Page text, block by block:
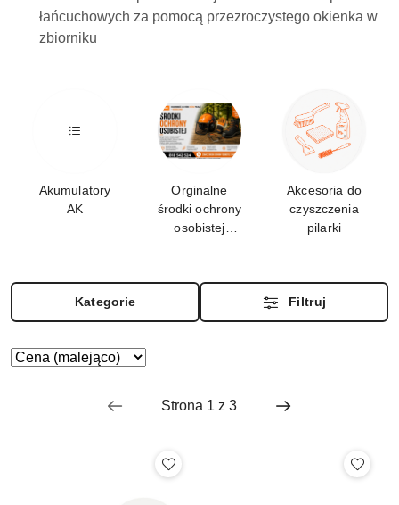
łańcuchowych za pomocą przezroczystego okienka w
zbiorniku
Akumulatory
AK
Orginalne
środki ochrony
osobistej
Akcesoria do
czyszczenia
pilarki
Kategorie Filtruj
Zastosowano
Sortuj